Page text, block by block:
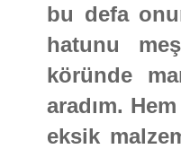
bu defa
hatunu
köründe
aradım.
eksik